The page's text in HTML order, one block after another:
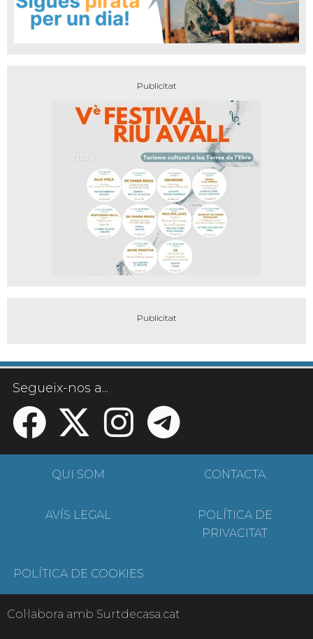
Segueix-nos a...
QUI SOM CONTACTA
AVÍS LEGAL
POLÍTICA DE
PRIVACITAT
POLÍTICA DE COOKIES
Col·labora amb Surtdecasa.cat